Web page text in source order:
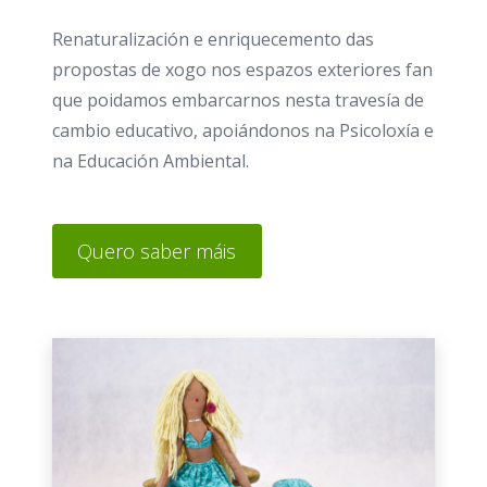
Renaturalización e enriquecemento das
propostas de xogo nos espazos exteriores fan
que poidamos embarcarnos nesta travesía de
cambio educativo, apoiándonos na Psicoloxía e
na Educación Ambiental.
Quero saber máis